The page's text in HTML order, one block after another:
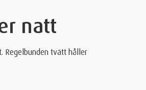
natt
Regelbunden tvätt håller